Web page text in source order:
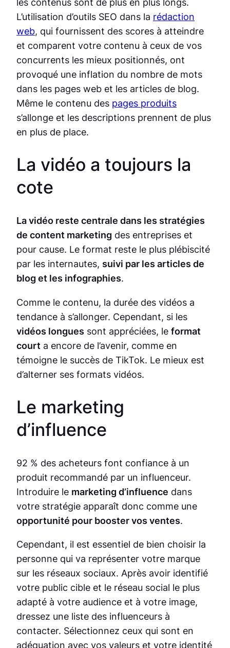
L’utilisation d’outils SEO dans la rédaction
web, qui fournissent des scores à atteindre
et comparent votre contenu à ceux de vos
concurrents les mieux positionnés, ont
provoqué une inflation du nombre de mots
dans les pages web et les articles de blog.
Même le contenu des pages produits
s’allonge et les descriptions prennent de plus
en plus de place.
La vidéo a toujours la
cote
La vidéo reste centrale dans les stratégies
de content marketing des entreprises et
pour cause. Le format reste le plus plébiscité
par les internautes, suivi par les articles de
blog et les infographies.
Comme le contenu, la durée des vidéos a
tendance à s’allonger. Cependant, si les
vidéos longues sont appréciées, le format
court a encore de l’avenir, comme en
témoigne le succès de TikTok. Le mieux est
d’alterner ses formats vidéos.
Le marketing
d’influence
92 % des acheteurs font confiance à un
produit recommandé par un influenceur.
Introduire le marketing d’influence dans
votre stratégie apparaît donc comme une
opportunité pour booster vos ventes.
Cependant, il est essentiel de bien choisir la
personne qui va représenter votre marque
sur les réseaux sociaux. Après avoir identifié
votre public cible et le réseau social le plus
adapté à votre audience et à votre image,
dressez une liste des influenceurs à
contacter. Sélectionnez ceux qui sont en
adéquation avec vos valeurs et votre identité